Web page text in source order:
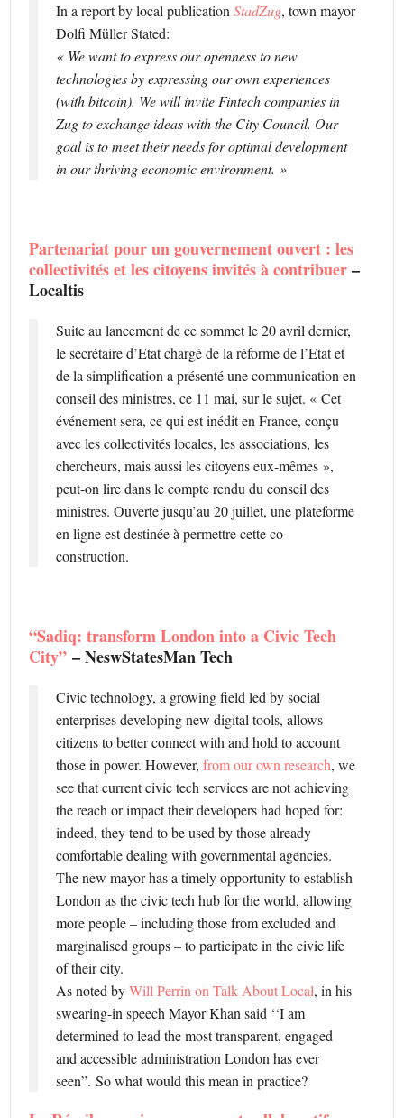
In a report by local publicationStadZug, town mayor
Dolfi Müller Stated:
« We want to express our openness to new
technologies by expressing our own experiences
(with bitcoin). We will invite Fintech companies in
Zug to exchange ideas with the City Council. Our
goal is to meet their needs for optimal development
in our thriving economic environment. »
Partenariat pour un gouvernement ouvert : les
collectivités et les citoyens invités à contribuer–
Localtis
Suite au lancement de ce sommet le 20 avril dernier,
le secrétaire d’Etat chargé de la réforme de l’Etat et
de la simplification a présenté une communication en
conseil des ministres, ce 11 mai, sur le sujet. « Cet
événement sera, ce qui est inédit en France, conçu
avec les collectivités locales, les associations, les
chercheurs, mais aussi les citoyens eux-mêmes »,
peut-on lire dans le compte rendu du conseil des
ministres. Ouverte jusqu’au 20 juillet, une plateforme
en ligne est destinée à permettre cette co-
construction.
“Sadiq: transform London into a Civic Tech
City” – NeswStatesMan Tech
Civic technology, a growing field led by social
enterprises developing new digital tools, allows
citizens to better connect with and hold to account
those in power. However,from our own research, we
see that current civic tech services are not achieving
the reach or impact their developers had hoped for:
indeed, they tend to be used by those already
comfortable dealing with governmental agencies.
The new mayor has a timely opportunity to establish
London as the civic tech hub for the world, allowing
more people – including those from excluded and
marginalised groups – to participate in the civic life
of their city.
As noted byWill Perrin on Talk About Local, in his
swearing-in speech Mayor Khan said ‘‘I am
determined to lead the most transparent, engaged
and accessible administration London has ever
seen”. So what would this mean in practice?